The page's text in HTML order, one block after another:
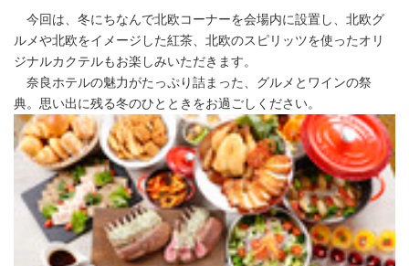
今回は、冬にちなんで北欧コーナーを会場内に設置し、北欧グ
ルメや北欧をイメージした紅茶、北欧のスピリッツを使ったオリ
ジナルカクテルもお楽しみいただきます。
奈良ホテルの魅力がたっぷり詰まった、グルメとワインの祭
典。思い出に残る冬のひとときをお過ごしください。